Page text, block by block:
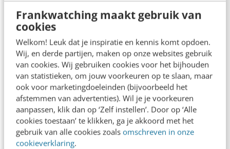
Frankwatching maakt gebruik van
cookies
Welkom! Leuk dat je inspiratie en kennis komt opdoen.
Wij, en derde partijen, maken op onze websites gebruik
van cookies. Wij gebruiken cookies voor het bijhouden
van statistieken, om jouw voorkeuren op te slaan, maar
ook voor marketingdoeleinden (bijvoorbeeld het
afstemmen van advertenties). Wil je je voorkeuren
aanpassen, klik dan op ‘Zelf instellen’. Door op ‘Alle
cookies toestaan’ te klikken, ga je akkoord met het
gebruik van alle cookies zoals omschreven in onze
cookieverklaring.
Waar bedrijven jaren geleden mensen uitnodigden
op basis van een cv, gebeurt dat tegenwoordig
vaak in combinatie met een analyse van de…
Maria Cappon· 14 jaar geleden